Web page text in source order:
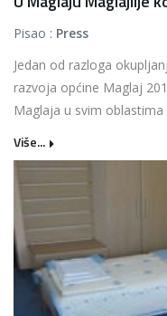
Pisao : Press
Jedan od razloga
razvoja općine Maglaj
Maglaja u svim
Više...